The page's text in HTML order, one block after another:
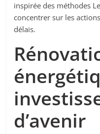
inspirée des méthodes
concentrer sur les
délais.
d’avenir